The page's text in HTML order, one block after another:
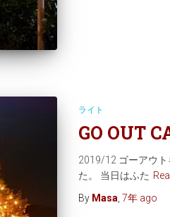
ライト
GO OUT
2019/12 ゴーアウ
た。 当日はふた
By Masa 7年ago